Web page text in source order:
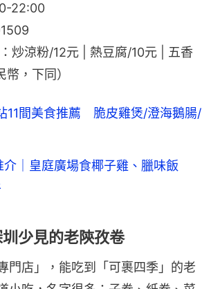
22:00
炒涼粉/12元 | 熱豆腐/10元 | 五香
，下同）
11間美食推薦 脆皮雞煲/澄海鵝腸/
介｜皇庭廣場食椰子雞、臘味飯
少見的老陝孜卷
門店」，能吃到「可裹四季」的老